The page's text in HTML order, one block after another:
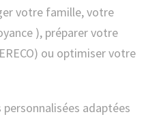
votre famille, votre
), préparer votre
ou optimiser votre
adaptées